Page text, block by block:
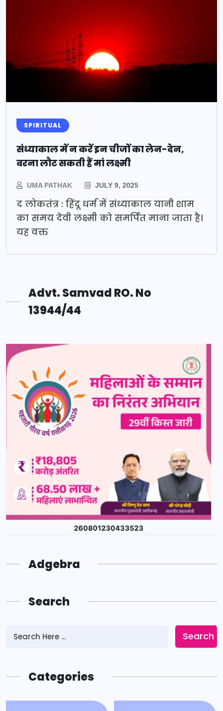
SPIRITUAL
संध्याकाल में न करें इन चीजों का लेन-देन,
वरना लौट सकती हैं मां लक्ष्मी
UMA PATHAK JULY 9, 2025
द लोकतंत्र : हिंदू धर्म में संध्याकाल यानी शाम
का समय देवी लक्ष्मी को समर्पित माना जाता है।
यह वक्त
Advt. Samvad RO. No
13944/44
Adgebra
Search
Search
Categories